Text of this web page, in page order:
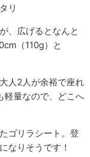
リ
、広げるとなんと
（110g）と
人2人が余裕で座れ
軽量なので、どこへ
ゴリラシート。登
なりそうです！